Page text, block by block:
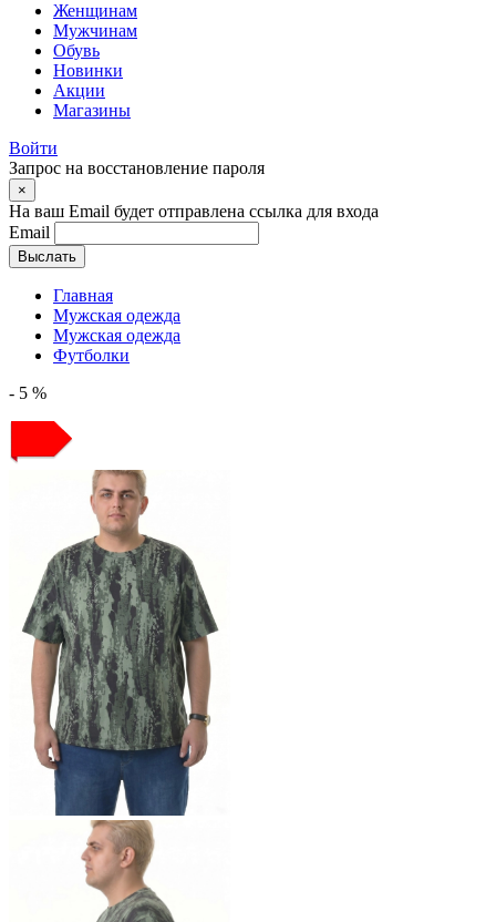
Женщинам
Мужчинам
Обувь
Новинки
Акции
Магазины
Войти
Запрос на восстановление пароля
×
На ваш Email будет отправлена ссылка для входа
Email
Выслать
Главная
Мужская одежда
Мужская одежда
Футболки
- 5 %